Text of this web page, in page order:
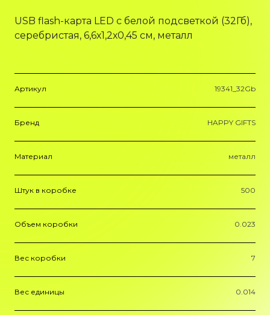
USB flash-карта LED с белой подсветкой (32Гб),
серебристая, 6,6х1,2х0,45 см, металл
Артикул 19341_32Gb
Бренд HAPPY GIFTS
Материал металл
Штук в коробке 500
Объем коробки 0.023
Вес коробки 7
Вес единицы 0.014